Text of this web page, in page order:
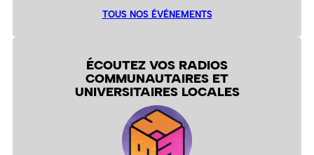
TOUS NOS ÉVÉNEMENTS
ÉCOUTEZ VOS RADIOS
COMMUNAUTAIRES ET
UNIVERSITAIRES LOCALES